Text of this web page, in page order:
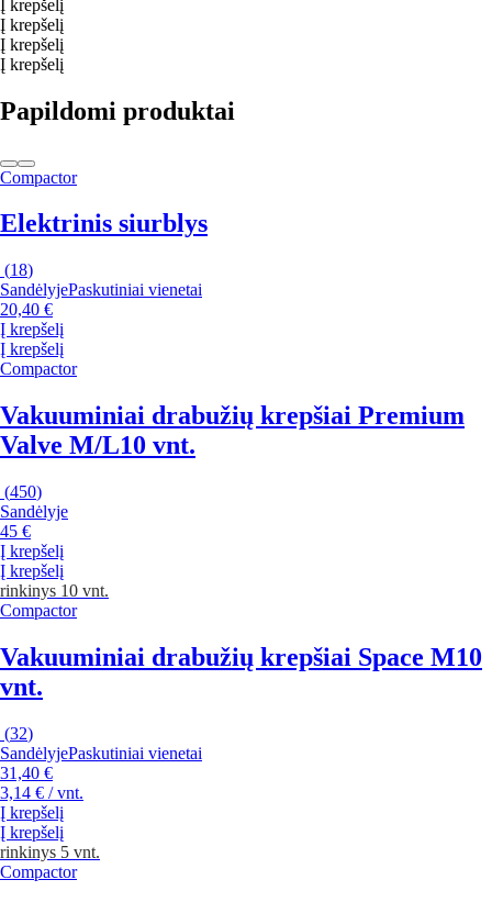
Į krepšelį
Į krepšelį
Į krepšelį
Į krepšelį
Papildomi produktai
Compactor
Elektrinis siurblys
(18)
SandėlyjePaskutiniai vienetai
20,40 €
Į krepšelį
Į krepšelį
Compactor
Vakuuminiai drabužių krepšiai Premium
Valve M/L10 vnt.
(450)
Sandėlyje
45 €
Į krepšelį
Į krepšelį
rinkinys 10 vnt.
Compactor
Vakuuminiai drabužių krepšiai Space M10
vnt.
(32)
SandėlyjePaskutiniai vienetai
31,40 €
3,14 € / vnt.
Į krepšelį
Į krepšelį
rinkinys 5 vnt.
Compactor